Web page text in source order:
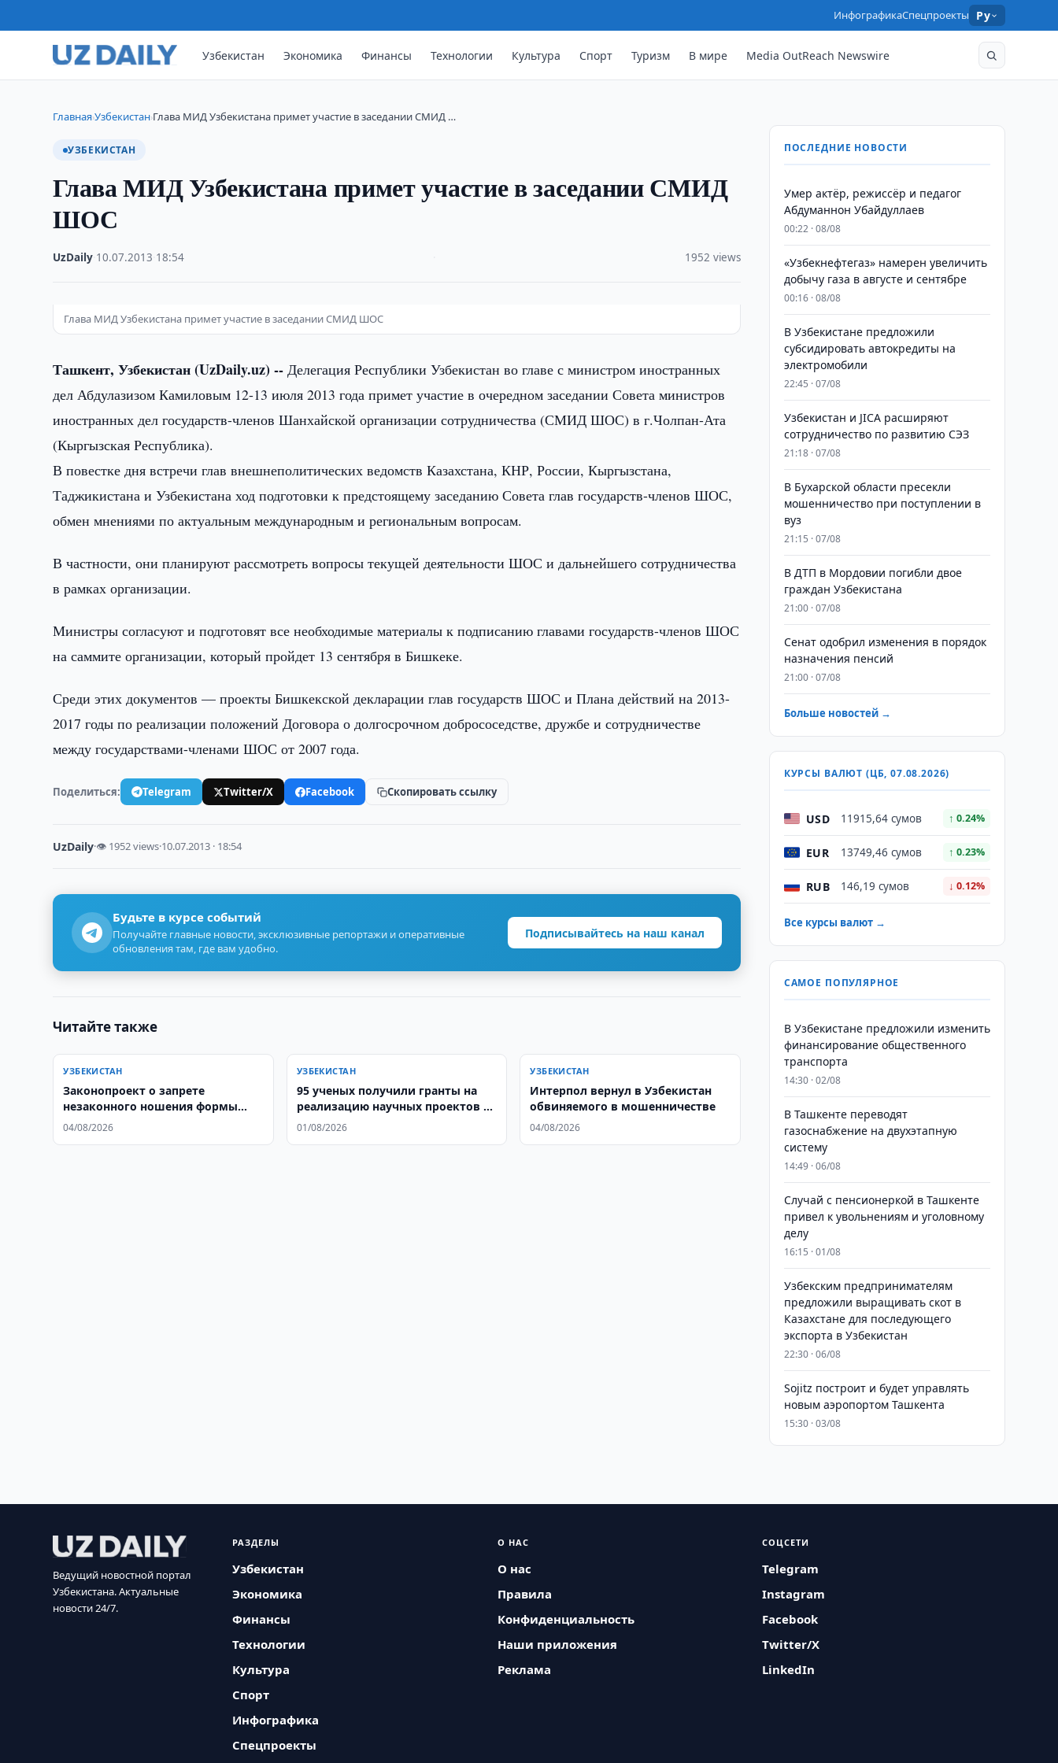
ИнфографикаСпецпроекты Ру
Узбекистан Экономика Финансы Технологии Культура Спорт Туризм В мире Media OutReach Newswire
Главная›Узбекистан›Глава МИД Узбекистана примет участие в заседании СМИД …
УЗБЕКИСТАН
Глава МИД Узбекистана примет участие в заседании СМИД
ШОС
UzDaily 10.07.2013 18:54 1952 views
Глава МИД Узбекистана примет участие в заседании СМИД ШОС
Ташкент, Узбекистан (UzDaily.uz) -- Делегация Республики Узбекистан во главе с министром иностранных
дел Абдулазизом Камиловым 12-13 июля 2013 года примет участие в очередном заседании Совета министров
иностранных дел государств-членов Шанхайской организации сотрудничества (СМИД ШОС) в г.Чолпан-Ата
(Кыргызская Республика).
В повестке дня встречи глав внешнеполитических ведомств Казахстана, КНР, России, Кыргызстана,
Таджикистана и Узбекистана ход подготовки к предстоящему заседанию Совета глав государств-членов ШОС,
обмен мнениями по актуальным международным и региональным вопросам.
В частности, они планируют рассмотреть вопросы текущей деятельности ШОС и дальнейшего сотрудничества
в рамках организации.
Министры согласуют и подготовят все необходимые материалы к подписанию главами государств-членов ШОС
на саммите организации, который пройдет 13 сентября в Бишкеке.
Среди этих документов — проекты Бишкекской декларации глав государств ШОС и Плана действий на 2013-
2017 годы по реализации положений Договора о долгосрочном добрососедстве, дружбе и сотрудничестве
между государствами-членами ШОС от 2007 года.
Поделиться: Telegram Twitter/X Facebook Скопировать ссылку
UzDaily·👁 1952 views·10.07.2013 · 18:54
Будьте в курсе событий
Получайте главные новости, эксклюзивные репортажи и оперативные
обновления там, где вам удобно.
Подписывайтесь на наш канал
Читайте также
УЗБЕКИСТАН
Законопроект о запрете
незаконного ношения формы
прошел второе чтение
04/08/2026
УЗБЕКИСТАН
95 ученых получили гранты на
реализацию научных проектов на
сумму 157,2 млрд. сумов
01/08/2026
УЗБЕКИСТАН
Интерпол вернул в Узбекистан
обвиняемого в мошенничестве
04/08/2026
ПОСЛЕДНИЕ НОВОСТИ
Умер актёр, режиссёр и педагог
Абдуманнон Убайдуллаев
00:22 · 08/08
«Узбекнефтегаз» намерен увеличить
добычу газа в августе и сентябре
00:16 · 08/08
В Узбекистане предложили
субсидировать автокредиты на
электромобили
22:45 · 07/08
Узбекистан и JICA расширяют
сотрудничество по развитию СЭЗ
21:18 · 07/08
В Бухарской области пресекли
мошенничество при поступлении в
вуз
21:15 · 07/08
В ДТП в Мордовии погибли двое
граждан Узбекистана
21:00 · 07/08
Сенат одобрил изменения в порядок
назначения пенсий
21:00 · 07/08
Больше новостей →
КУРСЫ ВАЛЮТ (ЦБ, 07.08.2026)
USD 11915,64 сумов ↑ 0.24%
EUR 13749,46 сумов ↑ 0.23%
RUB 146,19 сумов ↓ 0.12%
Все курсы валют →
САМОЕ ПОПУЛЯРНОЕ
В Узбекистане предложили изменить
финансирование общественного
транспорта
14:30 · 02/08
В Ташкенте переводят
газоснабжение на двухэтапную
систему
14:49 · 06/08
Случай с пенсионеркой в Ташкенте
привел к увольнениям и уголовному
делу
16:15 · 01/08
Узбекским предпринимателям
предложили выращивать скот в
Казахстане для последующего
экспорта в Узбекистан
22:30 · 06/08
Sojitz построит и будет управлять
новым аэропортом Ташкента
15:30 · 03/08
Ведущий новостной портал
Узбекистана. Актуальные
новости 24/7.
РАЗДЕЛЫ
Узбекистан
Экономика
Финансы
Технологии
Культура
Спорт
Инфографика
Спецпроекты
О НАС
О нас
Правила
Конфиденциальность
Наши приложения
Реклама
СОЦСЕТИ
Telegram
Instagram
Facebook
Twitter/X
LinkedIn